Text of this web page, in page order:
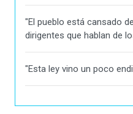
"El pueblo está cansado
dirigentes que hablan de
"Esta ley vino un poco